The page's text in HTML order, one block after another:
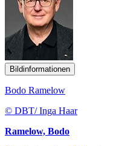
Bildinformationen
Bodo Ramelow
© DBT/ Inga Haar
Ramelow, Bodo